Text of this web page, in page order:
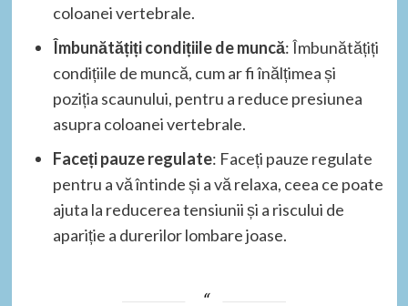
coloanei vertebrale.
Îmbunătățiți condițiile de muncă: Îmbunătățiți
condițiile de muncă, cum ar fi înălțimea și
poziția scaunului, pentru a reduce presiunea
asupra coloanei vertebrale.
Faceți pauze regulate: Faceți pauze regulate
pentru a vă întinde și a vă relaxa, ceea ce poate
ajuta la reducerea tensiunii și a riscului de
apariție a durerilor lombare joase.